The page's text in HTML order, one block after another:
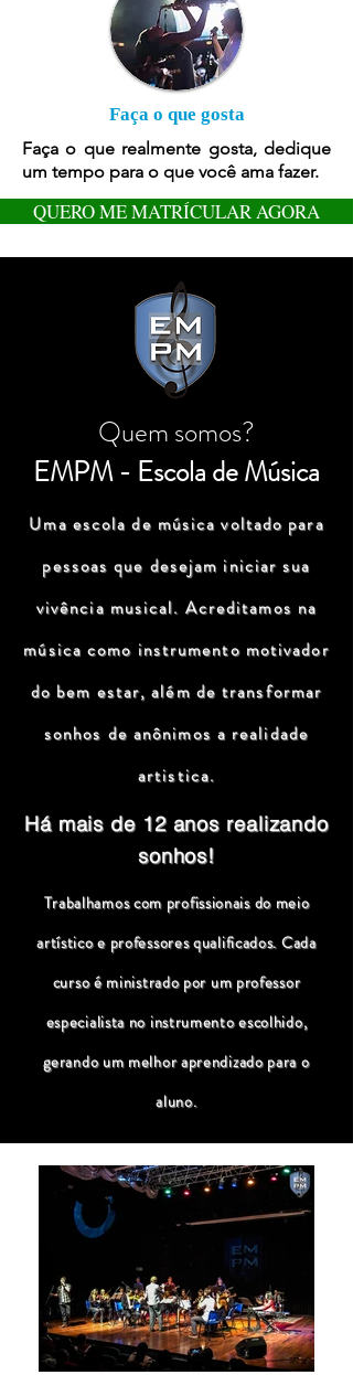
Faça o que gosta
Faça o que realmente gosta, dedique
um tempo para o que você ama fazer.
QUERO ME MATRÍCULAR AGORA
Quem somos?
EMPM - Escola de Música
Uma escola de música voltado para
pessoas que desejam iniciar sua
vivência musical. Acreditamos na
música como instrumento motivador
do bem estar, além de transformar
sonhos de anônimos a realidade
artistica.
Há mais de 12 anos realizando
sonhos!
Trabalhamos com profissionais do meio
artístico e professores qualificados. Cada
curso é ministrado por um professor
especialista no instrumento escolhido,
gerando um melhor aprendizado para o
aluno.